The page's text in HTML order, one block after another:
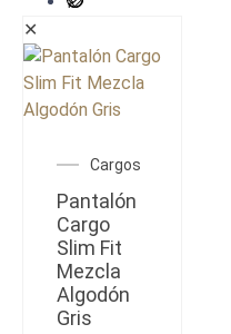
✕
Cargos
Pantalón
Cargo
Slim Fit
Mezcla
Algodón
Gris